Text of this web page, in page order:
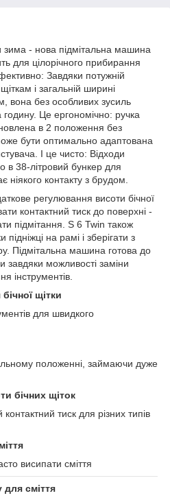
зима - нова підмітальна машина
для цілорічного прибирання
Завдяки потужній
і загальній ширині
вона без особливих зусиль
Це ергономічно: ручка
в 2 положення без
бути оптимально адаптована
І це чисто: Відходи
в 38-літровий бункер для
ніякого контакту з брудом.
регулювання висоти бічної
контактний тиск до поверхні -
підмітання. S 6 Twin також
на рамі і зберігати з
Підмітальна машина готова до
завдяки можливості заміни
інструментів.
щітки
для швидкого
положенні, займаючи дуже
бічних щіток
тиск для різних типів
висипати сміття
для сміття